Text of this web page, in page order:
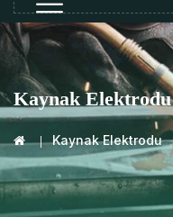
Kaynak Elektrodu
Kaynak Elektrodu